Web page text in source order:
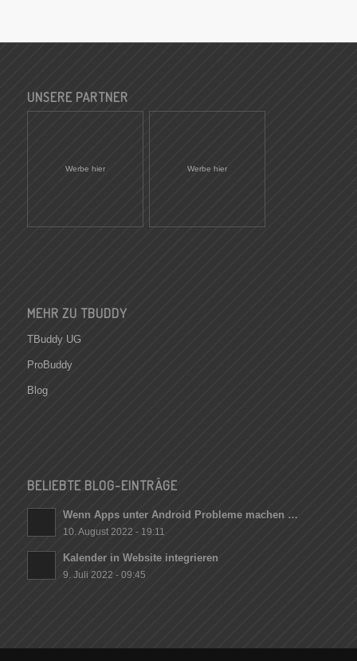
UNSERE PARTNER
Werbe hier Werbe hier
MEHR ZU TBUDDY
TBuddy UG
ProBuddy
Blog
BELIEBTE BLOG-EINTRÄGE
Wenn Apps unter Android Probleme machen …
10. August 2022 - 19:11
Kalender in Website integrieren
9. Juli 2022 - 09:45